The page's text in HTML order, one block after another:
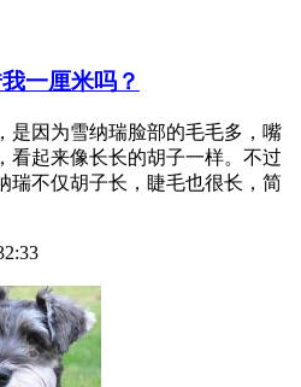
一厘米吗？
是因为雪纳瑞脸部的毛毛多，嘴
看起来像长长的胡子一样。不过
瑞不仅胡子长，睫毛也很长，简